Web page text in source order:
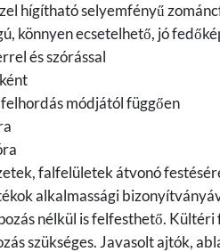
hígítható selyemfényű
könnyen ecsetelhető, jó
és szórással
módjától függően
falfelületek átvonó
alkalmassági
nélkül is felfesthető.
szükséges. Javasolt ajtók,